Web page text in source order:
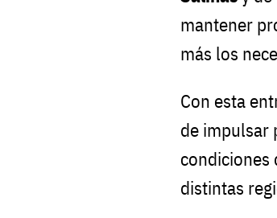
mantener
más los
Con esta
de impulsar
condiciones
distintas